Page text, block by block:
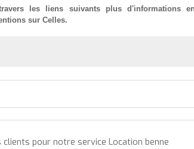
les liens suivants plus d'informations
sur Celles.
clients pour notre service Location benne